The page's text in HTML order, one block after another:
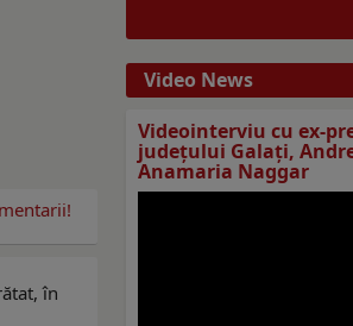
în
Video News
Videointerviu cu ex-
judeţului Galaţi,
Anamaria Naggar